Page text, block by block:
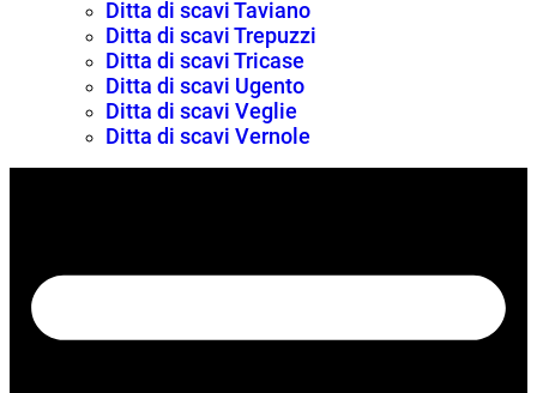
Ditta di scavi Taviano
Ditta di scavi Trepuzzi
Ditta di scavi Tricase
Ditta di scavi Ugento
Ditta di scavi Veglie
Ditta di scavi Vernole